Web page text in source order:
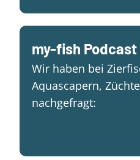
my-fish Podcast
Wir haben bei
Aquascapern,
nachgefragt: